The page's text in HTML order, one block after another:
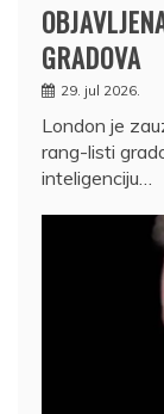
GRADOVA
29. jul 2026.
London je
rang-listi
inteligenciju…